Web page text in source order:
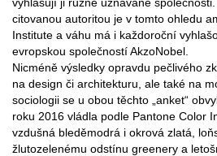
citovanou autoritou je v tomto ohledu
Institute a váhu má i každoroční
evropskou společností AkzoNobel.
Nicméně výsledky opravdu pečlivého
na design či architekturu, ale také na
sociologii se u obou těchto „anket“
roku 2016 vládla podle Pantone Color
vzdušná bleděmodrá i okrová zlatá,
žlutozelenému odstínu greenery a